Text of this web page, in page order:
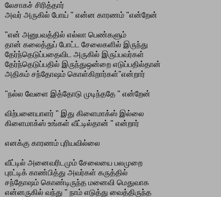
லேசாகச் சிரித்தார்
அவர் அருகில் போய் " என்ன காரணம் "என்றேன்
"என் அனுபவத்தில் எல்லா பெண்களும்
தான் கலைத்துப் போட்ட சேலைகளில் இருந்து
தேர்ந்தெடுப்பதைவிட அருகில் இருப்பவர்கள்
தேர்ந்தெடுப்பதில் இருந்துஒன்றை எடுப்பதில்தான்
அதிகம் சந்தோஷம் கொள்கிறார்கள்"என்றார்
"நல்ல வேளை இத்தோடு முடிந்ததே " என்றேன்
விற்பனையாளர் " இது கிளைமாக்ஸ் இல்லை
கிளைமாக்ஸ் உங்கள் வீட்டில்தான் " என்றார்
எனக்கு காரணம் புரியவில்லை
வீட்டில் அனைவரிடமும் சேலையை பலமுறை
புரட்டிக் காண்பித்து அவர்கள் கருத்தில்
சந்தோஷம் கொண்டிருந்த மனைவி மெதுவாக
என்னருகில் வந்து " நாம் எடுத்து வைத்திருந்த